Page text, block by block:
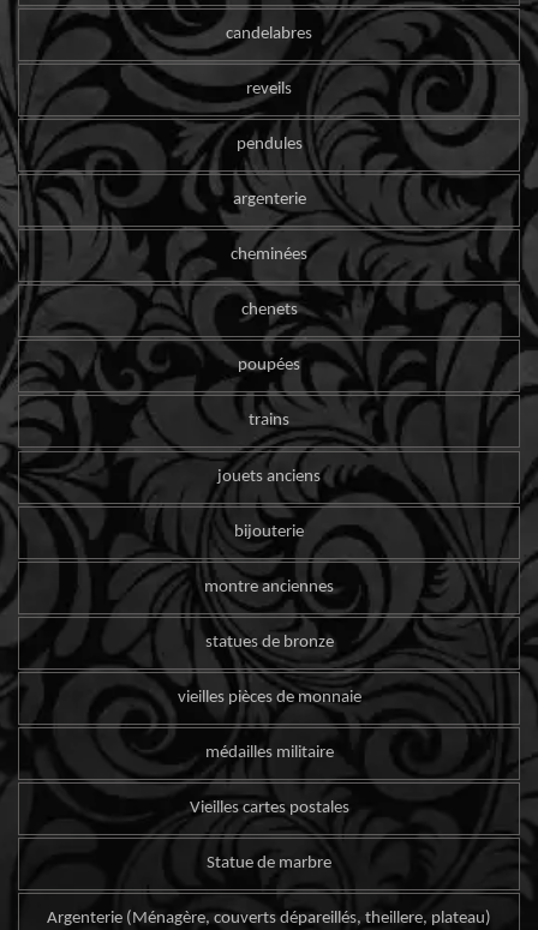
candelabres
reveils
pendules
argenterie
cheminées
chenets
poupées
trains
jouets anciens
bijouterie
montre anciennes
statues de bronze
vieilles pièces de monnaie
médailles militaire
Vieilles cartes postales
Statue de marbre
Argenterie (Ménagère, couverts dépareillés, theillere, plateau)